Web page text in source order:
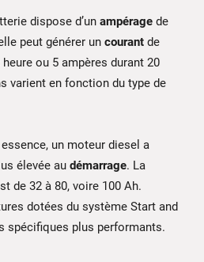
dispose d’un ampérage de
peut générer un courant de
ou 5 ampères durant 20
varient en fonction du type de
un moteur diesel a
élevée au démarrage. La
de 32 à 80, voire 100 Ah.
dotées du système Start and
spécifiques plus performants.